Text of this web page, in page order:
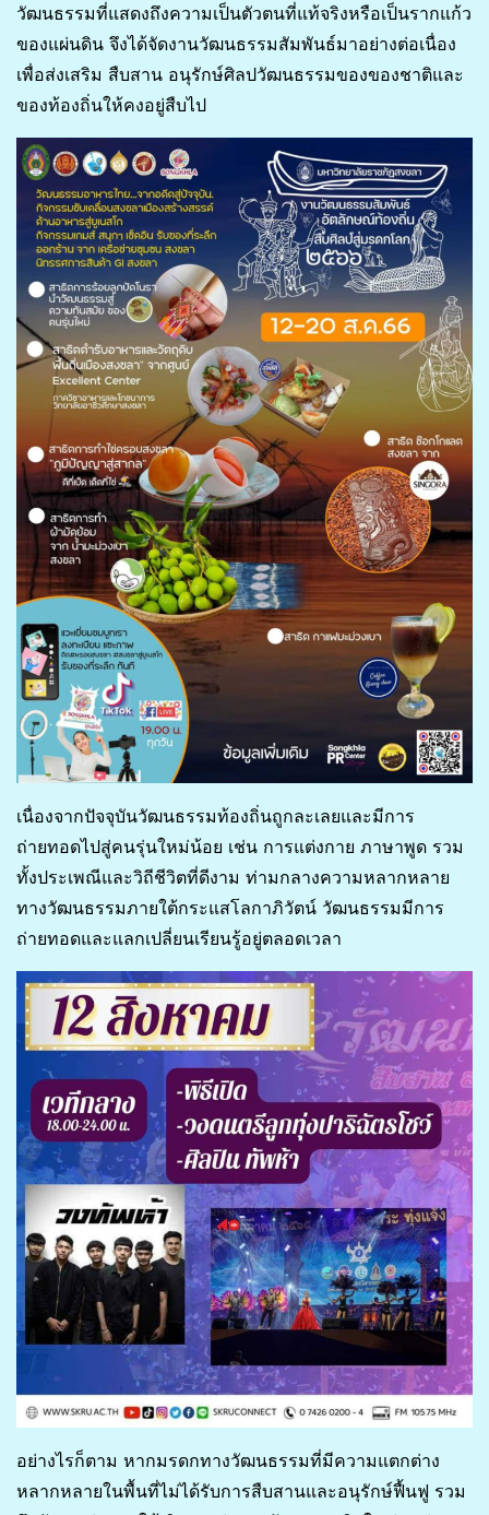
วัฒนธรรมที่แสดงถึงความเป็นตัวตนที่แท้จริงหรือเป็นรากแก้ว
ของแผ่นดิน จึงได้จัดงานวัฒนธรรมสัมพันธ์มาอย่างต่อเนื่อง
เพื่อส่งเสริม สืบสาน อนุรักษ์ศิลปวัฒนธรรมของของชาติและ
ของท้องถิ่นให้คงอยู่สืบไป
เนื่องจากปัจจุบันวัฒนธรรมท้องถิ่นถูกละเลยและมีการ
ถ่ายทอดไปสู่คนรุ่นใหม่น้อย เช่น การแต่งกาย ภาษาพูด รวม
ทั้งประเพณีและวิถีชีวิตที่ดีงาม ท่ามกลางความหลากหลาย
ทางวัฒนธรรมภายใต้กระแสโลกาภิวัตน์ วัฒนธรรมมีการ
ถ่ายทอดและแลกเปลี่ยนเรียนรู้อยู่ตลอดเวลา
อย่างไรก็ตาม หากมรดกทางวัฒนธรรมที่มีความแตกต่าง
หลากหลายในพื้นที่ไม่ได้รับการสืบสานและอนุรักษ์ฟื้นฟู รวม